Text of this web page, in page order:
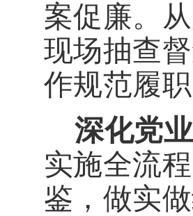
案促廉。
现场抽查
作规范履
深化党
实施全流
鉴，做实